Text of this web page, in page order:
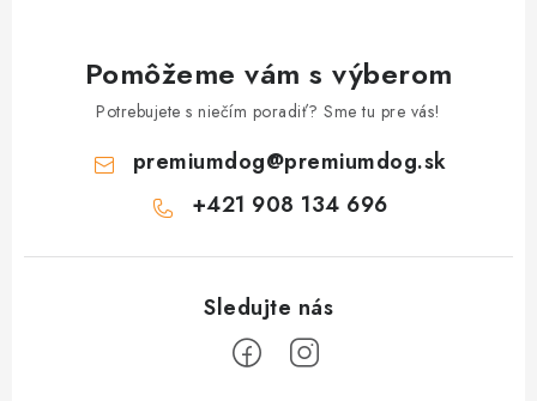
Pomôžeme vám s výberom
Potrebujete s niečím poradiť? Sme tu pre vás!
premiumdog@premiumdog.sk
+421 908 134 696